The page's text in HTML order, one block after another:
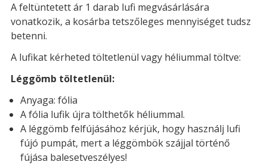
A feltüntetett ár 1 darab lufi megvásárlására
vonatkozik, a kosárba tetszőleges mennyiséget tudsz
betenni.
A lufikat kérheted töltetlenül vagy héliummal töltve:
Léggömb töltetlenül:
Anyaga: fólia
A fólia lufik újra tölthetők héliummal.
A léggömb felfújásához kérjük, hogy használj lufi
fújó pumpát, mert a léggömbök szájjal történő
fújása balesetveszélyes!